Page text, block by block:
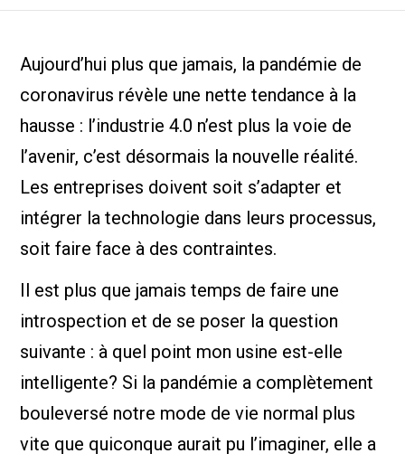
Aujourd’hui plus que jamais, la pandémie de
coronavirus révèle une nette tendance à la
hausse : l’industrie 4.0 n’est plus la voie de
l’avenir, c’est désormais la nouvelle réalité.
Les entreprises doivent soit s’adapter et
intégrer la technologie dans leurs processus,
soit faire face à des contraintes.
Il est plus que jamais temps de faire une
introspection et de se poser la question
suivante : à quel point mon usine est-elle
intelligente? Si la pandémie a complètement
bouleversé notre mode de vie normal plus
vite que quiconque aurait pu l’imaginer, elle a